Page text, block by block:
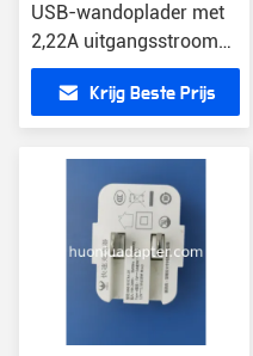
USB-wandoplader met
2,22A uitgangsstroom
CE/FCC/RoHS
gecertificeerdKrijg Beste Prijs